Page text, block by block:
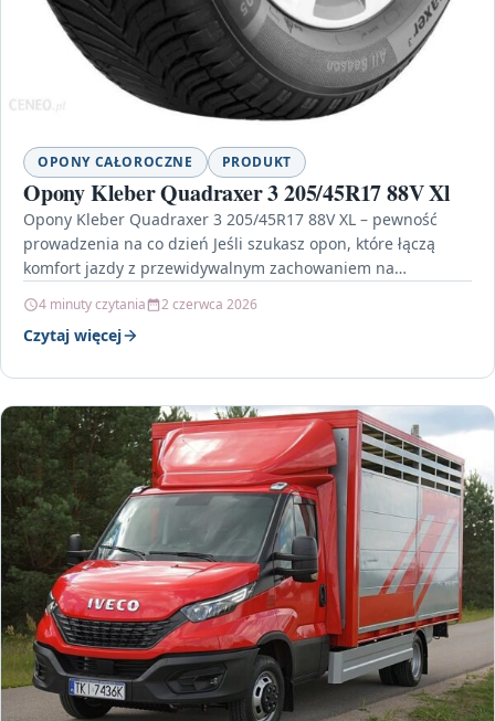
OPONY CAŁOROCZNE PRODUKT
Opony Kleber Quadraxer 3 205/45R17 88V Xl
Opony Kleber Quadraxer 3 205/45R17 88V XL – pewność
prowadzenia na co dzień Jeśli szukasz opon, które łączą
komfort jazdy z przewidywalnym zachowaniem na…
4 minuty czytania 2 czerwca 2026
Czytaj więcej